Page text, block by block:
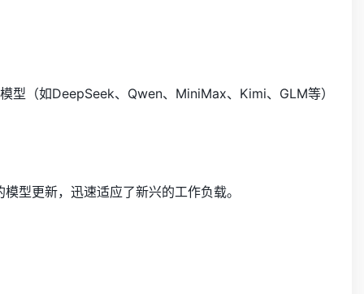
型（如DeepSeek、Qwen、MiniMax、Kimi、GLM等）
型更新，迅速适应了新兴的工作负载。